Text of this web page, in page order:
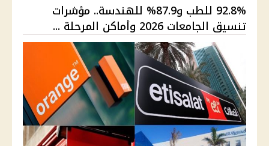
92.8% للطب و87.9% للهندسة.. مؤشرات
تنسيق الجامعات 2026 وأماكن المرحلة ...